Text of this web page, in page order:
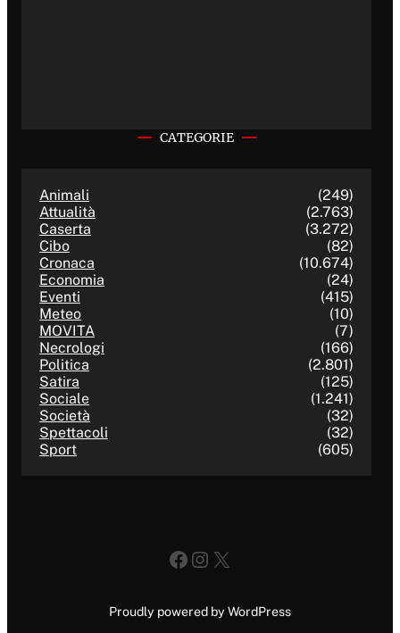
CATEGORIE
Animali
(249)
Attualità
(2.763)
Caserta
(3.272)
Cibo
(82)
Cronaca
(10.674)
Economia
(24)
Eventi
(415)
Meteo
(10)
MOVITA
(7)
Necrologi
(166)
Politica
(2.801)
Satira
(125)
Sociale
(1.241)
Società
(32)
Spettacoli
(32)
Sport
(605)
Facebook
Instagram
X
Proudly powered by WordPress